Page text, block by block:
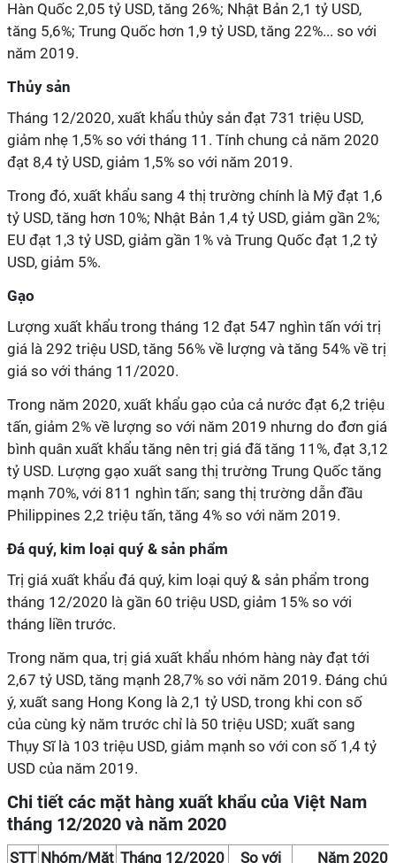
Hàn Quốc 2,05 tỷ USD, tăng 26%; Nhật Bản 2,1 tỷ USD,
tăng 5,6%; Trung Quốc hơn 1,9 tỷ USD, tăng 22%... so với
năm 2019.
Thủy sản
Tháng 12/2020, xuất khẩu thủy sản đạt 731 triệu USD,
giảm nhẹ 1,5% so với tháng 11. Tính chung cả năm 2020
đạt 8,4 tỷ USD, giảm 1,5% so với năm 2019.
Trong đó, xuất khẩu sang 4 thị trường chính là Mỹ đạt 1,6
tỷ USD, tăng hơn 10%; Nhật Bản 1,4 tỷ USD, giảm gần 2%;
EU đạt 1,3 tỷ USD, giảm gần 1% và Trung Quốc đạt 1,2 tỷ
USD, giảm 5%.
Gạo
Lượng xuất khẩu trong tháng 12 đạt 547 nghìn tấn với trị
giá là 292 triệu USD, tăng 56% về lượng và tăng 54% về trị
giá so với tháng 11/2020.
Trong năm 2020, xuất khẩu gạo của cả nước đạt 6,2 triệu
tấn, giảm 2% về lượng so với năm 2019 nhưng do đơn giá
bình quân xuất khẩu tăng nên trị giá đã tăng 11%, đạt 3,12
tỷ USD. Lượng gạo xuất sang thị trường Trung Quốc tăng
mạnh 70%, với 811 nghìn tấn; sang thị trường dẫn đầu
Philippines 2,2 triệu tấn, tăng 4% so với năm 2019.
Đá quý, kim loại quý & sản phẩm
Trị giá xuất khẩu đá quý, kim loại quý & sản phẩm trong
tháng 12/2020 là gần 60 triệu USD, giảm 15% so với
tháng liền trước.
Trong năm qua, trị giá xuất khẩu nhóm hàng này đạt tới
2,67 tỷ USD, tăng mạnh 28,7% so với năm 2019. Đáng chú
ý, xuất sang Hong Kong là 2,1 tỷ USD, trong khi con số
của cùng kỳ năm trước chỉ là 50 triệu USD; xuất sang
Thụy Sĩ là 103 triệu USD, giảm mạnh so với con số 1,4 tỷ
USD của năm 2019.
Chi tiết các mặt hàng xuất khẩu của Việt Nam
tháng 12/2020 và năm 2020
STT Nhóm/Mặt Tháng 12/2020
So với
Năm 2020